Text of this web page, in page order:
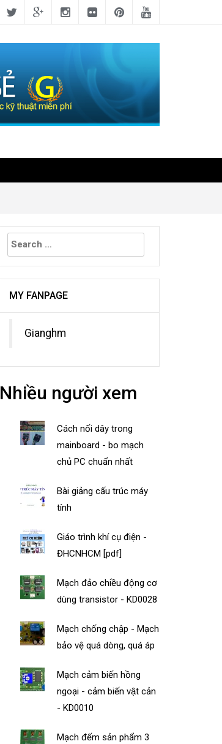
Search
for:
MY FANPAGE
Gianghm
Nhiều người xem
Cách nối dây trong
mainboard - bo mạch
chủ PC chuẩn nhất
Bài giảng cấu trúc máy
tính
Giáo trình khí cụ điện -
ĐHCNHCM [pdf]
Mạch đảo chiều động cơ
dùng transistor - KD0028
Mạch chống chập - Mạch
bảo vệ quá dòng, quá áp
Mạch cảm biến hồng
ngoại - cảm biến vật cản
- KD0010
Mạch đếm sản phẩm 3